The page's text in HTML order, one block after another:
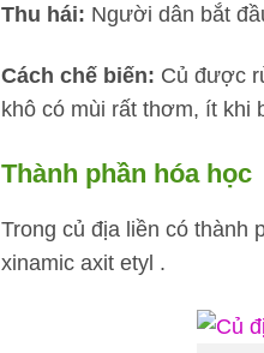
Thu hái: Người dân bắt
Cách chế biến: Củ được
khô có mùi rất thơm, ít khi
Thành phần hóa học
Trong củ địa liền có thành
xinamic axit etyl .